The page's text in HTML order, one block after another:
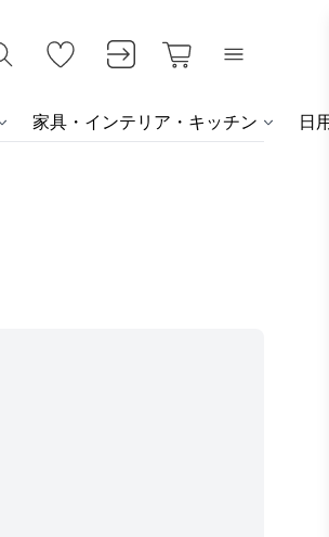
家具・インテリア・キッチン 日